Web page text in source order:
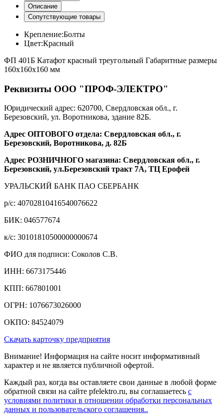
Описание
Сопутствующие товары
Крепление:Болты
Цвет:Красный
ФП 401Б Катафот красный треугольный Габаритные размеры
160х160х160 мм
Реквизиты ООО "ПРОФ-ЭЛЕКТРО"
Юридический адрес: 620700, Свердловская обл., г.
Березовский, ул. Воротникова, здание 82Б.
Адрес ОПТОВОГО отдела: Свердловская обл., г.
Березовский, Воротникова, д. 82Б
Адрес РОЗНИЧНОГО магазина: Свердловская обл., г.
Березовский, ул.Березовский тракт 7А, ТЦ Ерофей
УРАЛЬСКИЙ БАНК ПАО СБЕРБАНК
р/c: 40702810416540076622
БИК: 046577674
к/c: 30101810500000000674
ФИО для подписи: Соколов С.В.
ИНН: 6673175446
КПП: 667801001
ОГРН: 1076673026000
ОКПО: 84524079
Скачать карточку предприятия
Внимание! Информация на сайте носит информативный
характер и не является публичной офертой.
Каждый раз, когда вы оставляете свои данные в любой форме
обратной связи на сайте pfelektro.ru, вы соглашаетесь с
условиями политики в отношении обработки персональных
данных и пользовательского соглашения..